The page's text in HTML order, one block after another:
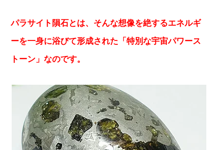
パラサイト隕石とは、そんな想像を絶するエネルギ
ーを一身に浴びて形成された「特別な宇宙パワース
トーン」なのです。